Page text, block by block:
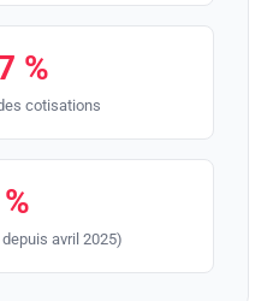
%
cotisations
avril 2025)